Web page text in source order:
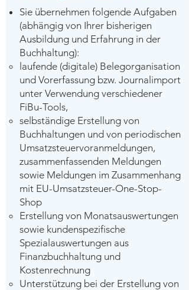
Sie übernehmen folgende Aufgaben
(abhängig von Ihrer bisherigen
Ausbildung und Erfahrung in der
Buchhaltung):
laufende (digitale) Belegorganisation
und Vorerfassung bzw. Journalimport
unter Verwendung verschiedener
FiBu-Tools,
selbständige Erstellung von
Buchhaltungen und von periodischen
Umsatzsteuervoranmeldungen,
zusammenfassenden Meldungen
sowie Meldungen im Zusammenhang
mit EU-Umsatzsteuer-One-Stop-
Shop
Erstellung von Monatsauswertungen
sowie kundenspezifische
Spezialauswertungen aus
Finanzbuchhaltung und
Kostenrechnung
Unterstützung bei der Erstellung von